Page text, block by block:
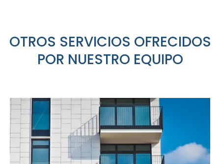
OTROS SERVICIOS OFRECIDOS
POR NUESTRO EQUIPO